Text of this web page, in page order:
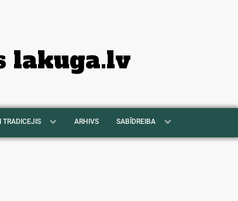
lakuga.lv
TRADICEJIS ARHIVS SABĪDREIBA